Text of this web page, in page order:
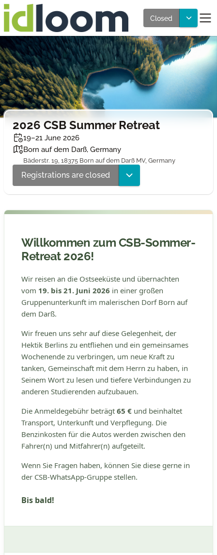
Closed
2026 CSB Summer Retreat
19–21 June 2026
Born auf dem Darß, Germany
Bäderstr. 19, 18375 Born auf dem Darß MV, Germany
Registrations are closed
Willkommen zum CSB-Sommer-
Retreat 2026!
Wir reisen an die Ostseeküste und übernachten
vom 19. bis 21. Juni 2026 in einer großen
Gruppenunterkunft im malerischen Dorf Born auf
dem Darß.
Wir freuen uns sehr auf diese Gelegenheit, der
Hektik Berlins zu entfliehen und ein gemeinsames
Wochenende zu verbringen, um neue Kraft zu
tanken, Gemeinschaft mit dem Herrn zu haben, in
Seinem Wort zu lesen und tiefere Verbindungen zu
anderen Studierenden aufzubauen.
Die Anmeldegebühr beträgt 65 € und beinhaltet
Transport, Unterkunft und Verpflegung. Die
Benzinkosten für die Autos werden zwischen den
Fahrer(n) und Mitfahrer(n) aufgeteilt.
Wenn Sie Fragen haben, können Sie diese gerne in
der CSB-WhatsApp-Gruppe stellen.
Bis bald!